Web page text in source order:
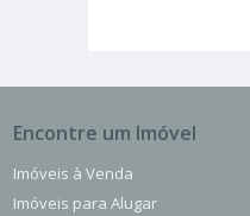
Encontre um Imóvel
Imóveis à Venda
Imóveis para Alugar